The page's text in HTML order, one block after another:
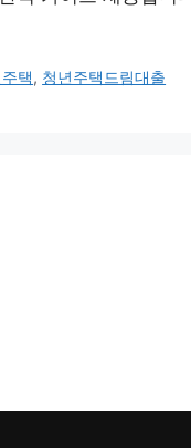
택, 청년주택드림대출